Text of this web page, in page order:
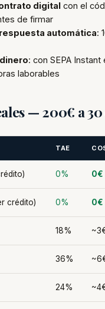
digital con el
de firmar
automática:
: con SEPA
laborables
— 200€ a
TAE
0% 0€
crédito) 0% 0€
18%
36%
24%